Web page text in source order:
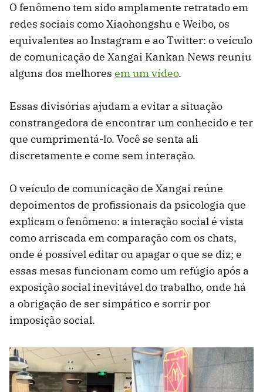
O fenômeno tem sido amplamente retratado em
redes sociais como Xiaohongshu e Weibo, os
equivalentes ao Instagram e ao Twitter: o veículo
de comunicação de Xangai Kankan News reuniu
alguns dos melhores em um vídeo.
Essas divisórias ajudam a evitar a situação
constrangedora de encontrar um conhecido e ter
que cumprimentá-lo. Você se senta ali
discretamente e come sem interação.
O veículo de comunicação de Xangai reúne
depoimentos de profissionais da psicologia que
explicam o fenômeno: a interação social é vista
como arriscada em comparação com os chats,
onde é possível editar ou apagar o que se diz; e
essas mesas funcionam como um refúgio após a
exposição social inevitável do trabalho, onde há
a obrigação de ser simpático e sorrir por
imposição social.